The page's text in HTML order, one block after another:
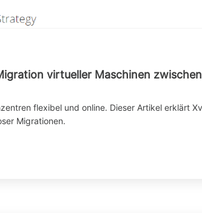
virtueller Maschinen
flexibel und online. Dieser Artikel
Migrationen.